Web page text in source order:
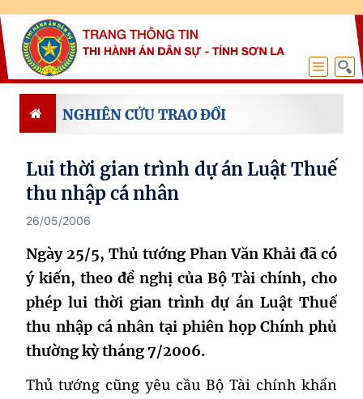
NGHIÊN CỨU TRAO ĐỔI
Lui thời gian trình dự án Luật Thuế
thu nhập cá nhân
26/05/2006
Ngày 25/5, Thủ tướng Phan Văn Khải đã có
ý kiến, theo đề nghị của Bộ Tài chính, cho
phép lui thời gian trình dự án Luật Thuế
thu nhập cá nhân tại phiên họp Chính phủ
thường kỳ tháng 7/2006.
Thủ tướng cũng yêu cầu Bộ Tài chính khẩn